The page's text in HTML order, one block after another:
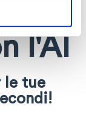
l'AI
le tue